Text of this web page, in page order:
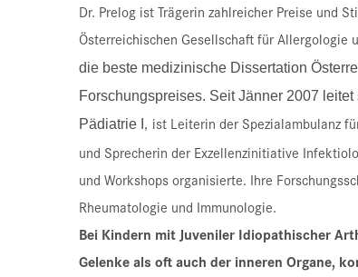
Dr. Prelog ist Trägerin zahlreicher Preise und
Österreichischen Gesellschaft für Allergologie
die beste medizinische Dissertation
Forschungspreises. Seit Jänner 2007
Pädiatrie I , ist Leiterin der Spezialambulanz
und Sprecherin der Exzellenzinitiative
und Workshops organisierte. Ihre
Rheumatologie und Immunologie.
Bei Kindern mit Juveniler Idiopathischer
Gelenke als oft auch der inneren Organe,